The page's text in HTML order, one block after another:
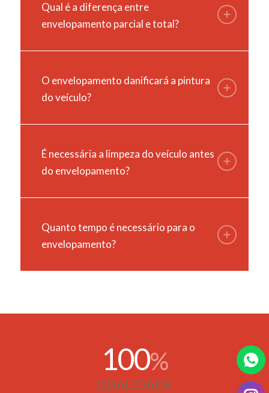
Qual é a diferença entre
envelopamento parcial e total?
O envelopamento danificará a pintura
do veículo?
É necessária a limpeza do veículo antes
do envelopamento?
Quanto tempo é necessário para o
envelopamento?
100%
QUALIDADE